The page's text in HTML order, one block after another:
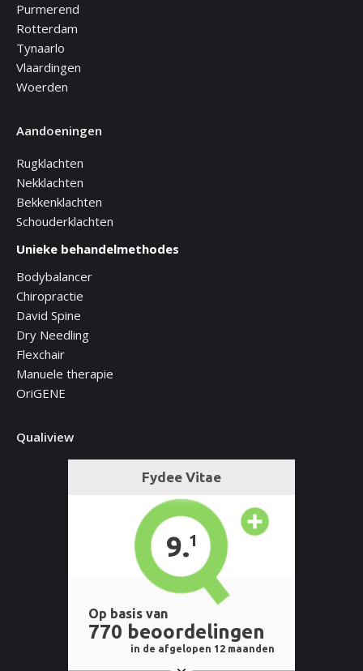
Purmerend
Rotterdam
Tynaarlo
Vlaardingen
Woerden
Aandoeningen
Rugklachten
Nekklachten
Bekkenklachten
Schouderklachten
Unieke behandelmethodes
Bodybalancer
Chiropractie
David Spine
Dry Needling
Flexchair
Manuele therapie
OriGENE
Qualiview